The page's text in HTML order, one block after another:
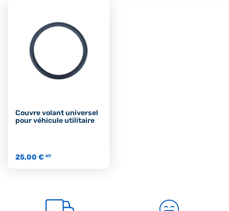
Couvre volant universel
pour véhicule utilitaire
25,00 € HT